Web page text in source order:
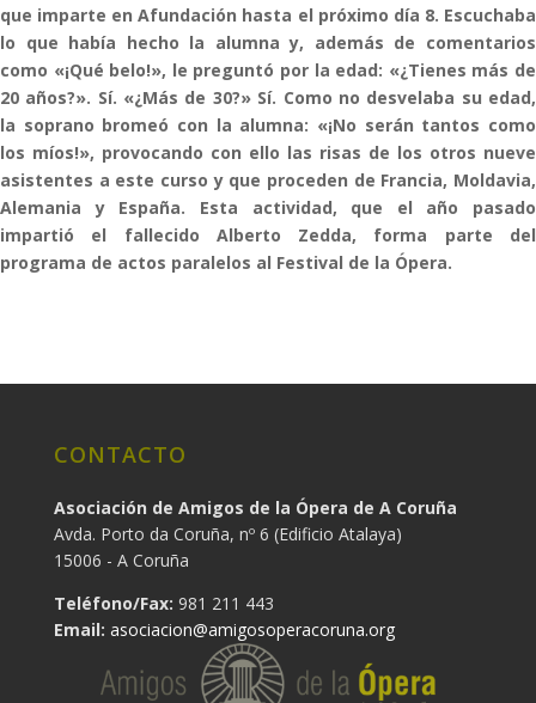
que imparte en Afundación hasta el próximo día 8. Escuchaba
lo que había hecho la alumna y, además de comentarios
como «¡Qué belo!», le preguntó por la edad: «¿Tienes más de
20 años?». Sí. «¿Más de 30?» Sí. Como no desvelaba su edad,
la soprano bromeó con la alumna: «¡No serán tantos como
los míos!», provocando con ello las risas de los otros nueve
asistentes a este curso y que proceden de Francia, Moldavia,
Alemania y España. Esta actividad, que el año pasado
impartió el fallecido Alberto Zedda, forma parte del
programa de actos paralelos al Festival de la Ópera.
CONTACTO
Asociación de Amigos de la Ópera de A Coruña
Avda. Porto da Coruña, nº 6 (Edificio Atalaya)
15006 - A Coruña
Teléfono/Fax: 981 211 443
Email: asociacion@amigosoperacoruna.org